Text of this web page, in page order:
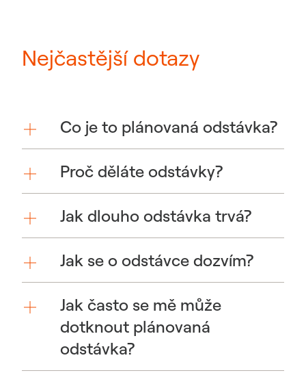
Nejčastější dotazy
Co je to plánovaná odstávka?
Proč děláte odstávky?
Jak dlouho odstávka trvá?
Jak se o odstávce dozvím?
Jak často se mě může
dotknout plánovaná
odstávka?